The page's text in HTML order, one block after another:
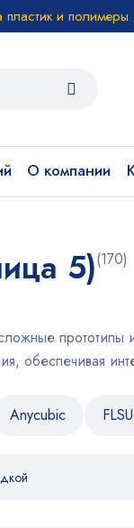
и
О компании
5)(170)
обеспечивая
Anycubic